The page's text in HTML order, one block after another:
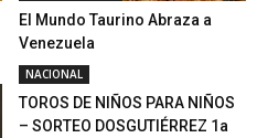
El Mundo Taurino Abraza a
Venezuela
NACIONAL
TOROS DE NIÑOS PARA NIÑOS
– SORTEO DOSGUTIÉRREZ 1a